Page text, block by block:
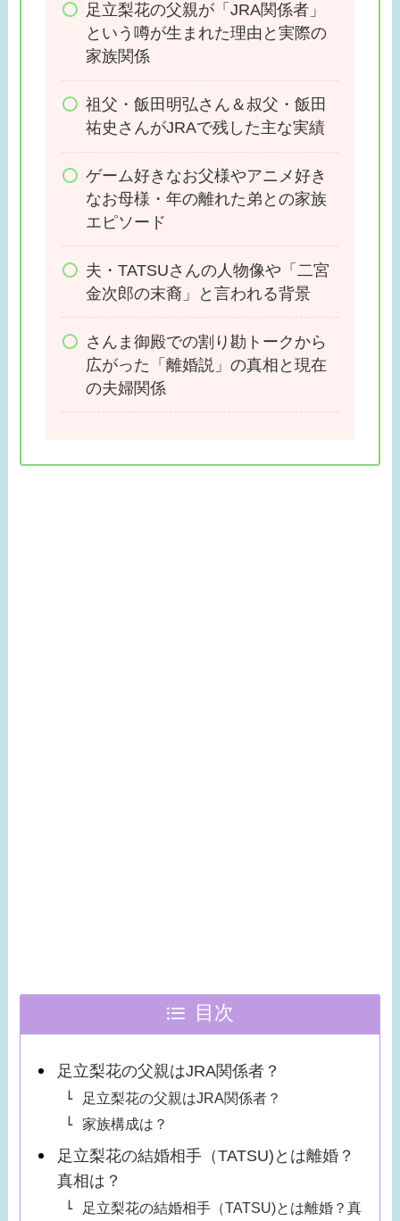
してる？テレビに出な
い理由はなに？現在の
足立梨花の父親が「JRA関係者」
という噂が生まれた理由と実際の
家族関係
祖父・飯田明弘さん＆叔父・飯田
祐史さんがJRAで残した主な実績
ゲーム好きなお父様やアニメ好き
なお母様・年の離れた弟との家族
エピソード
夫・TATSUさんの人物像や「二宮
金次郎の末裔」と言われる背景
さんま御殿での割り勘トークから
広がった「離婚説」の真相と現在
の夫婦関係
目次
足立梨花の父親はJRA関係者？
足立梨花の父親はJRA関係者？
家族構成は？
足立梨花の結婚相手（TATSU)とは離婚？
真相は？
足立梨花の結婚相手（TATSU)とは離婚？真